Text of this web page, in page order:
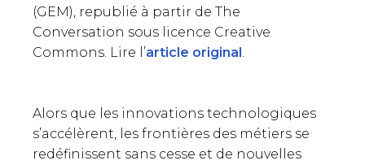
(GEM), republié à partir de The
Conversation sous licence Creative
Commons. Lire l’article original.
Alors que les innovations technologiques
s’accélèrent, les frontières des métiers se
redéfinissent sans cesse et de nouvelles